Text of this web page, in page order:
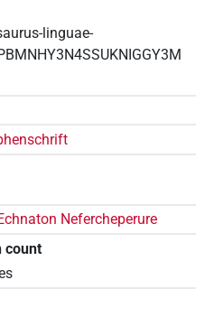
linguae-
Nefercheperure
count